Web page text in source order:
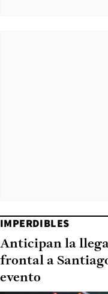
IMPERDIBLES
Anticipan la
frontal a
evento